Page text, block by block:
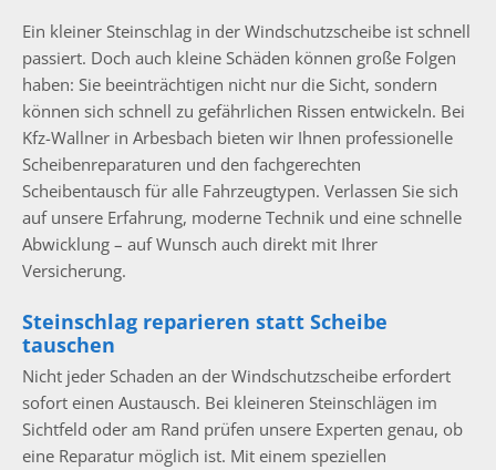
Ein kleiner Steinschlag in der Windschutzscheibe ist schnell
passiert. Doch auch kleine Schäden können große Folgen
haben: Sie beeinträchtigen nicht nur die Sicht, sondern
können sich schnell zu gefährlichen Rissen entwickeln. Bei
Kfz-Wallner in Arbesbach bieten wir Ihnen professionelle
Scheibenreparaturen und den fachgerechten
Scheibentausch für alle Fahrzeugtypen. Verlassen Sie sich
auf unsere Erfahrung, moderne Technik und eine schnelle
Abwicklung – auf Wunsch auch direkt mit Ihrer
Versicherung.
Steinschlag reparieren statt Scheibe
tauschen
Nicht jeder Schaden an der Windschutzscheibe erfordert
sofort einen Austausch. Bei kleineren Steinschlägen im
Sichtfeld oder am Rand prüfen unsere Experten genau, ob
eine Reparatur möglich ist. Mit einem speziellen